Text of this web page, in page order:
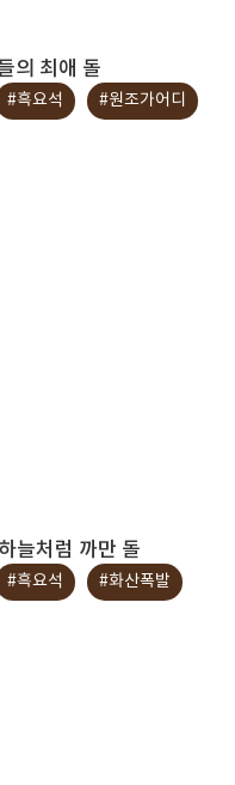
의 최애 돌
#흑요석 #원조가어디
늘처럼 까만 돌
#흑요석 #화산폭발